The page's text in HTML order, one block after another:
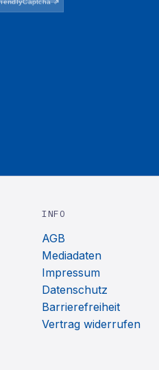
INFO
AGB
Mediadaten
Impressum
Datenschutz
Barrierefreiheit
Vertrag widerrufen